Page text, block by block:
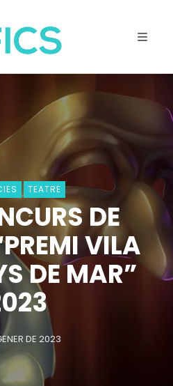
TEATRE
DE
VILA
DE MAR”
DE 2023